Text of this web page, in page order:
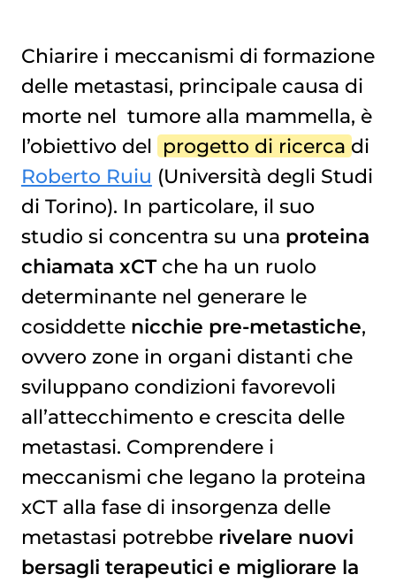
Chiarire i meccanismi di formazione
delle metastasi, principale causa di
morte nel tumore alla mammella, è
l’obiettivo del progetto di ricerca di
Roberto Ruiu (Università degli Studi
di Torino). In particolare, il suo
studio si concentra su una proteina
chiamata xCTche ha un ruolo
determinante nel generare le
cosiddette nicchie pre-metastiche,
ovvero zone in organi distanti che
sviluppano condizioni favorevoli
all’attecchimento e crescita delle
metastasi. Comprendere i
meccanismi che legano la proteina
xCT alla fase di insorgenza delle
metastasi potrebbe rivelare nuovi
bersagli terapeutici e migliorare la